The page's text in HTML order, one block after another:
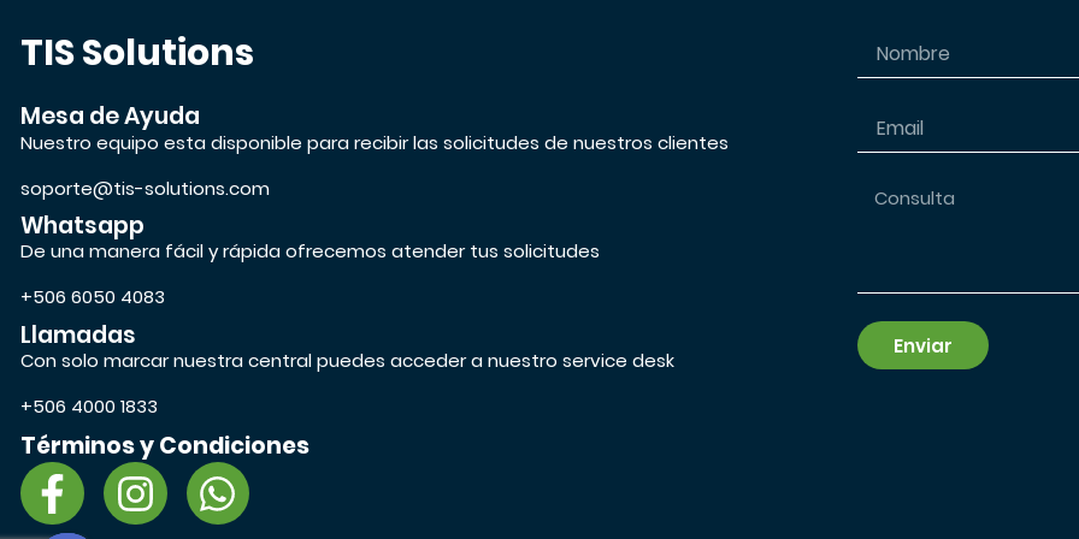
TIS Solutions
Mesa de Ayuda
Nuestro equipo esta disponible para recibir las solicitudes de nuestros clientes
soporte@tis-solutions.com
Whatsapp
De una manera fácil y rápida ofrecemos atender tus solicitudes
+506 6050 4083
Llamadas
Con solo marcar nuestra central puedes acceder a nuestro service desk
+506 4000 1833
Términos y Condiciones
F
a
I
n
W
h
Enviar